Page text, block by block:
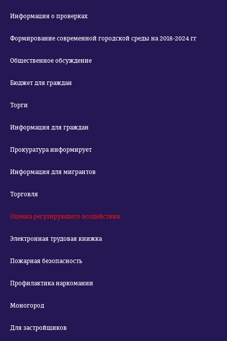
Информация о проверках
Формирование современной городской среды на 2018-2024 гг
Общественное обсуждение
Бюджет для граждан
Торги
Информация для граждан
Прокуратура информирует
Информация для мигрантов
Торговля
Оценка регулирующего воздействия
Электронная трудовая книжка
Пожарная безопасность
Профилактика наркомании
Моногород
Для застройщиков